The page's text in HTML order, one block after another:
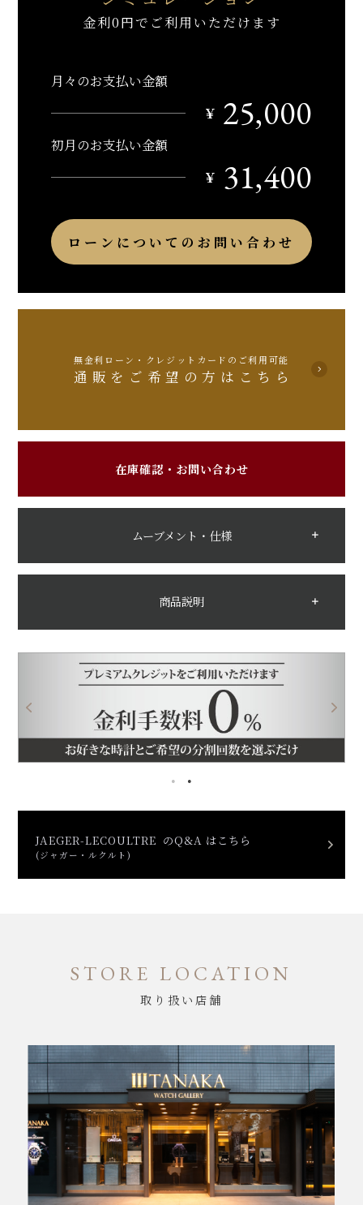
金利0円でご利用いただけます
月々のお支払い金額
￥ 25,000
初月のお支払い金額
￥ 31,400
ローンについてのお問い合わせ
無金利ローン・クレジットカードのご利用可能
通販をご希望の方はこちら
在庫確認・お問い合わせ
ムーブメント・仕様
商品説明
JAEGER-LECOULTRE のQ&A はこちら
(ジャガー・ルクルト)
STORE LOCATION
取り扱い店舗